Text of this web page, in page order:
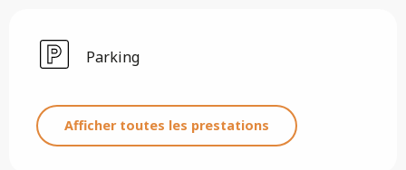
Parking
Afficher toutes les prestations